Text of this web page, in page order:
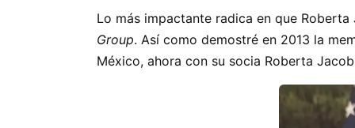
Lo más impactante radica en que
Group. Así como demostré en 2013 la
México, ahora con su socia Roberta